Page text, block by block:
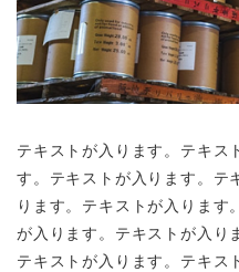
テキストが入ります。テキス
す。テキストが入ります。テ
ります。テキストが入ります
が入ります。テキストが入り
テキストが入ります。テキス